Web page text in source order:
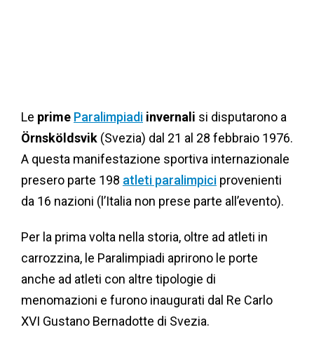
Le prime Paralimpiadi invernali si disputarono a
Örnsköldsvik (Svezia) dal 21 al 28 febbraio 1976.
A questa manifestazione sportiva internazionale
presero parte 198 atleti paralimpici provenienti
da 16 nazioni (l’Italia non prese parte all’evento).
Per la prima volta nella storia, oltre ad atleti in
carrozzina, le Paralimpiadi aprirono le porte
anche ad atleti con altre tipologie di
menomazioni e furono inaugurati dal Re Carlo
XVI Gustano Bernadotte di Svezia.